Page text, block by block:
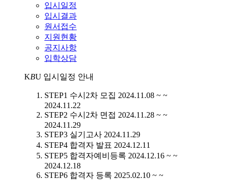
입시일정
입시결과
원서접수
지원현황
공지사항
입학상담
KBU 입시일정 안내
STEP1 수시2차 모집 2024.11.08 ~ ~
2024.11.22
STEP2 수시2차 면접 2024.11.28 ~ ~
2024.11.29
STEP3 실기고사 2024.11.29
STEP4 합격자 발표 2024.12.11
STEP5 합격자예비등록 2024.12.16 ~ ~
2024.12.18
STEP6 합격자 등록 2025.02.10 ~ ~